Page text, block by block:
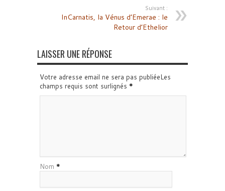
Suivant :
InCarnatis, la Vénus d’Emerae : le
Retour d’Ethelior
LAISSER UNE RÉPONSE
Votre adresse email ne sera pas publiéeLes
champs requis sont surlignés *
Nom *